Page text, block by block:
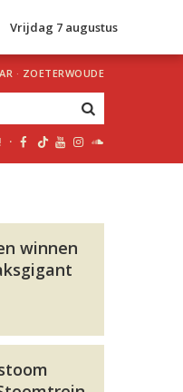
Vrijdag 7 augustus
· ZOETERWOUDE
·
winnen